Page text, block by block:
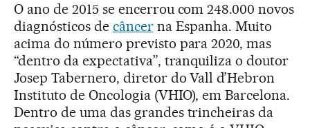
O ano de 2015 se encerrou com 248.000 novos
diagnósticos de câncerna Espanha. Muito
acima do número previsto para 2020, mas
“dentro da expectativa”, tranquiliza o doutor
Josep Tabernero, diretor do Vall d’Hebron
Instituto de Oncologia (VHIO), em Barcelona.
Dentro de uma das grandes trincheiras da